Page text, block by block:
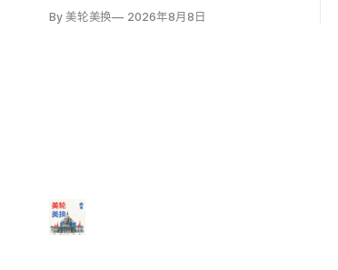
与资产增值保守估计约50亿美元，其中数
By 美轮美换 2026年8月8日